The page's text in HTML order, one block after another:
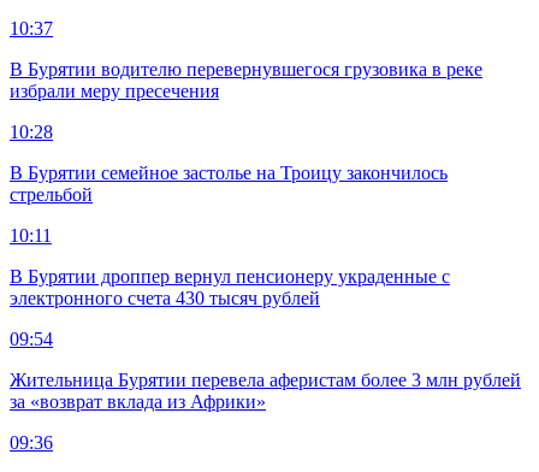
10:37
В Бурятии водителю перевернувшегося грузовика в реке
избрали меру пресечения
10:28
В Бурятии семейное застолье на Троицу закончилось
стрельбой
10:11
В Бурятии дроппер вернул пенсионеру украденные с
электронного счета 430 тысяч рублей
09:54
Жительница Бурятии перевела аферистам более 3 млн рублей
за «возврат вклада из Африки»
09:36